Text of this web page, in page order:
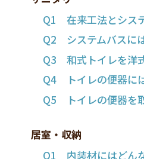
Q1 在来工法とシス
Q2 システムバスに
Q3 和式トイレを洋
Q4 トイレの便器に
Q5 トイレの便器を
居室・収納
Q1 内装材にはどん